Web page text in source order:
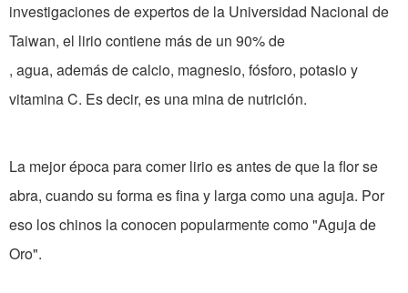
investigaciones de expertos de la Universidad Nacional de
Taiwan, el lirio contiene más de un 90% de
, agua, además de calcio, magnesio, fósforo, potasio y
vitamina C. Es decir, es una mina de nutrición.
La mejor época para comer lirio es antes de que la flor se
abra, cuando su forma es fina y larga como una aguja. Por
eso los chinos la conocen popularmente como "Aguja de
Oro".